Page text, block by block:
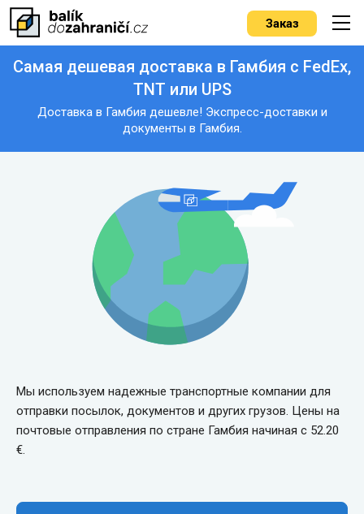
Заказ
Самая дешевая доставка в Гамбия с FedEx,
TNT или UPS
Доставка в Гамбия дешевле! Экспресс-доставки и
документы в Гамбия.
Мы используем надежные транспортные компании для
отправки посылок, документов и других грузов. Цены на
почтовые отправления по стране Гамбия начиная с 52.20
€.